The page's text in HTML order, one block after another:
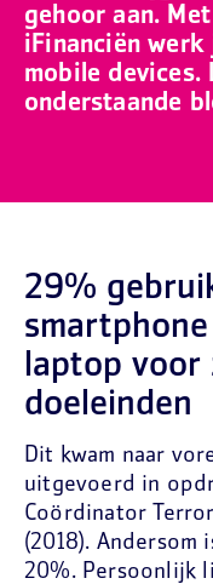
gehoor aan.
iFinanciën
mobile devices.
onderstaande
29%
laptop voor
doeleinden
Dit kwam naar
uitgevoerd in
Coördinator
(2018). Andersom
20%. Persoonlijk